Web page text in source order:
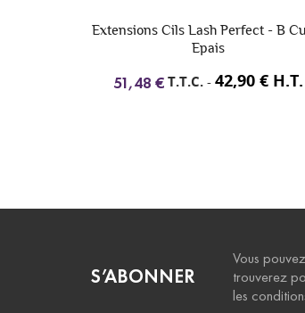
Extensions Cils Lash Perfect - C
Très Epais
51,48 € T.T.C. -42,90 € H.T.
S’ABONNER
Vous
trouverez
les